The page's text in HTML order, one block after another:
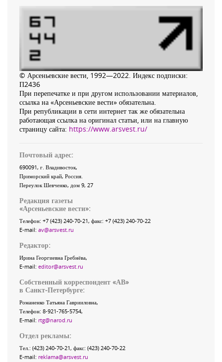
© Арсеньевские вести, 1992—2022. Индекс подписки:
П2436
При перепечатке и при другом использовании материалов,
ссылка на «Арсеньевские вести» обязательна.
При републикации в сети интернет так же обязательна
работающая ссылка на оригинал статьи, или на главную
страницу сайта: https://www.arsvest.ru/
Почтовый адрес:
690091, г. Владивосток,
Приморский край, Россия
Переулок Шевченко, дом 9, 27
Редакция газеты
«Арсеньевские вести»:
Телефон: +7 (423) 240-70-21, факс: +7 (423) 240-70-22
E-mail: av@arsvest.ru
Редактор:
Ирина Георгиевна Гребнёва,
E-mail: editor@arsvest.ru
Собственный корреспондент «АВ»
в Санкт-Петербурге:
Романенко Татьяна Гаврииловна,
Телефон: 8-921-765-5754,
E-mail: rtg@narod.ru
Отдел рекламы:
Тел.: (423) 240-70-21, факс: (423) 240-70-22
E-mail: reklama@arsvest.ru